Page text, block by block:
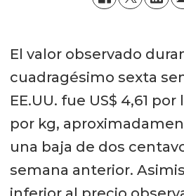
El valor observado
cuadragésimo sexta
EE.UU. fue US$ 4,61 por
por kg,
una baja de dos
semana anterior.